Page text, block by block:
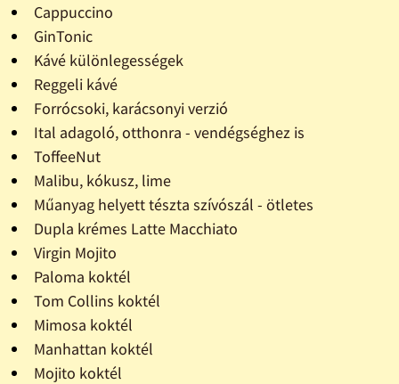
Cappuccino
GinTonic
Kávé különlegességek
Reggeli kávé
Forrócsoki, karácsonyi verzió
Ital adagoló, otthonra - vendégséghez is
ToffeeNut
Malibu, kókusz, lime
Műanyag helyett tészta szívószál - ötletes
Dupla krémes Latte Macchiato
Virgin Mojito
Paloma koktél
Tom Collins koktél
Mimosa koktél
Manhattan koktél
Mojito koktél